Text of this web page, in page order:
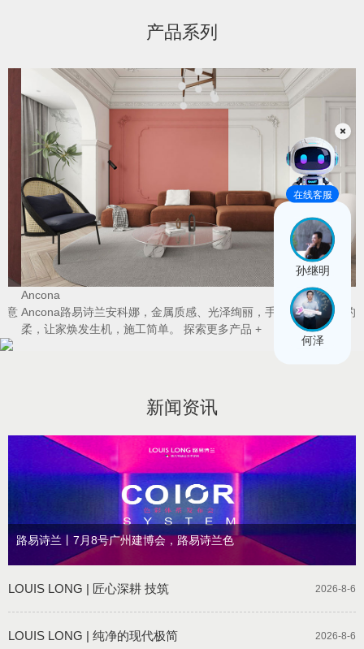
产品系列
Ancona
Ancona路易诗兰安科娜，金属质感、光泽绚丽，手感柔和，别样的温
柔，让家焕发生机，施工简单。 探索更多产品 +
新闻资讯
路易诗兰丨7月8号广州建博会，路易诗兰色
2026-8-6
LOUIS LONG | 匠心深耕 技筑
2026-8-6
LOUIS LONG | 纯净的现代极简
在线客服
孙继明
何泽